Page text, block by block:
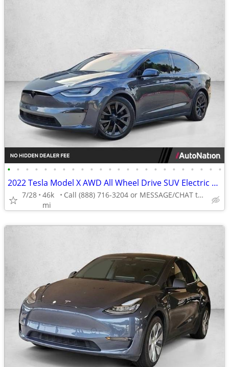
• • • • • • • • • • • • • • • • • • • • • • • •
2022 Tesla Model X AWD All Wheel Drive SUV Electric AUTONATION
7/28 46k
mi
Call (888) 716-3204 or MESSAGE/CHAT to confirm availability